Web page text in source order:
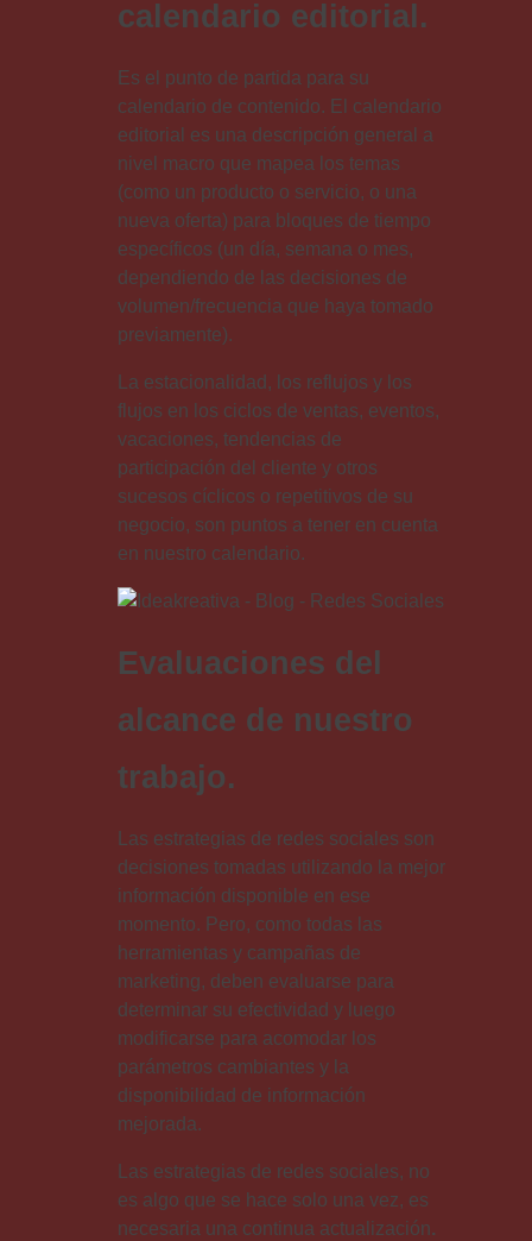
calendario editorial.
Es el punto de partida para su
calendario de contenido. El calendario
editorial es una descripción general a
nivel macro que mapea los temas
(como un producto o servicio, o una
nueva oferta) para bloques de tiempo
específicos (un día, semana o mes,
dependiendo de las decisiones de
volumen/frecuencia que haya tomado
previamente).
La estacionalidad, los reflujos y los
flujos en los ciclos de ventas, eventos,
vacaciones, tendencias de
participación del cliente y otros
sucesos cíclicos o repetitivos de su
negocio, son puntos a tener en cuenta
en nuestro calendario.
Evaluaciones del
alcance de nuestro
trabajo.
Las estrategias de redes sociales son
decisiones tomadas utilizando la mejor
información disponible en ese
momento. Pero, como todas las
herramientas y campañas de
marketing, deben evaluarse para
determinar su efectividad y luego
modificarse para acomodar los
parámetros cambiantes y la
disponibilidad de información
mejorada.
Las estrategias de redes sociales, no
es algo que se hace solo una vez, es
necesaria una continua actualización.